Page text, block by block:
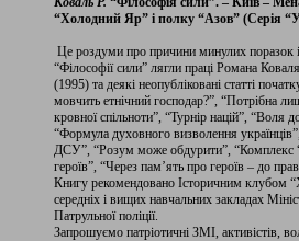
“Холодний Яр” і полку “Азов” (Серія
Це роздуми про причини минулих поразок
“Філософії сили” лягли праці Романа
(1995) та деякі неопубліковані статті
мовчить етнічний господар?”, “Потрібна
кровної спільноти”, “Турнір націй”, “Воля
“Формула духовного визволення
ДСУ”, “Розум може обдурити”, “Комплекс
героїв”, “Через пам’ять про героїв – до
Книгу рекомендовано Історичним клубом
середніх і вищих навчальних закладах
Патрульної поліції.
Запрошуємо патріотичні ЗМІ, активістів,